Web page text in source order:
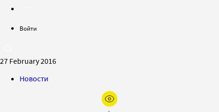
Войти
27 February 2016
Новости